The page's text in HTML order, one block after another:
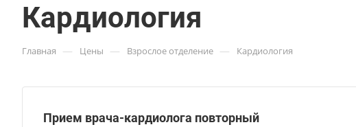
Кардиология
Главная — Цены — Взрослое отделение — Кардиология
Прием врача-кардиолога повторный